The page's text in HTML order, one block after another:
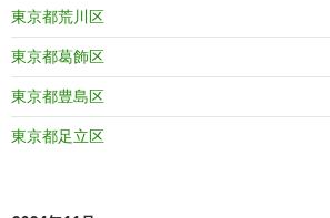
東京都荒川区
東京都葛飾区
東京都豊島区
東京都足立区